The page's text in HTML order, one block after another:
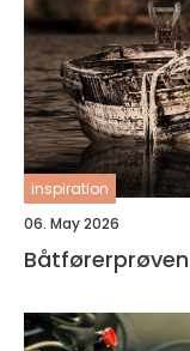
inspiration
06. May 2026
Båtførerprøven